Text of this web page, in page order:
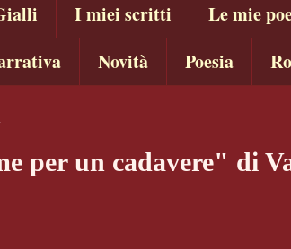
I miei scritti Le mie
Novità Poesia
per un cadavere" di